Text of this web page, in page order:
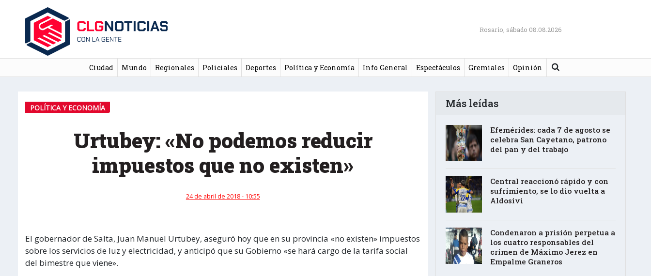
Rosario, sábado 08.08.2026
Ciudad Mundo Regionales Policiales Deportes Política y Economía Info General Espectáculos Gremiales Opinión Buscar
POLÍTICA Y ECONOMÍA
Urtubey: «No podemos reducir
impuestos que no existen»
24 de abril de 2018 - 10:55
El gobernador de Salta, Juan Manuel Urtubey, aseguró hoy que en su provincia «no existen» impuestos
sobre los servicios de luz y electricidad, y anticipó que su Gobierno «se hará cargo de la tarifa social
del bimestre que viene».
Más leídas
Efemérides: cada 7 de agosto se
celebra San Cayetano, patrono
del pan y del trabajo
Central reaccionó rápido y con
sufrimiento, se lo dio vuelta a
Aldosivi
Condenaron a prisión perpetua a
los cuatro responsables del
crimen de Máximo Jerez en
Empalme Graneros